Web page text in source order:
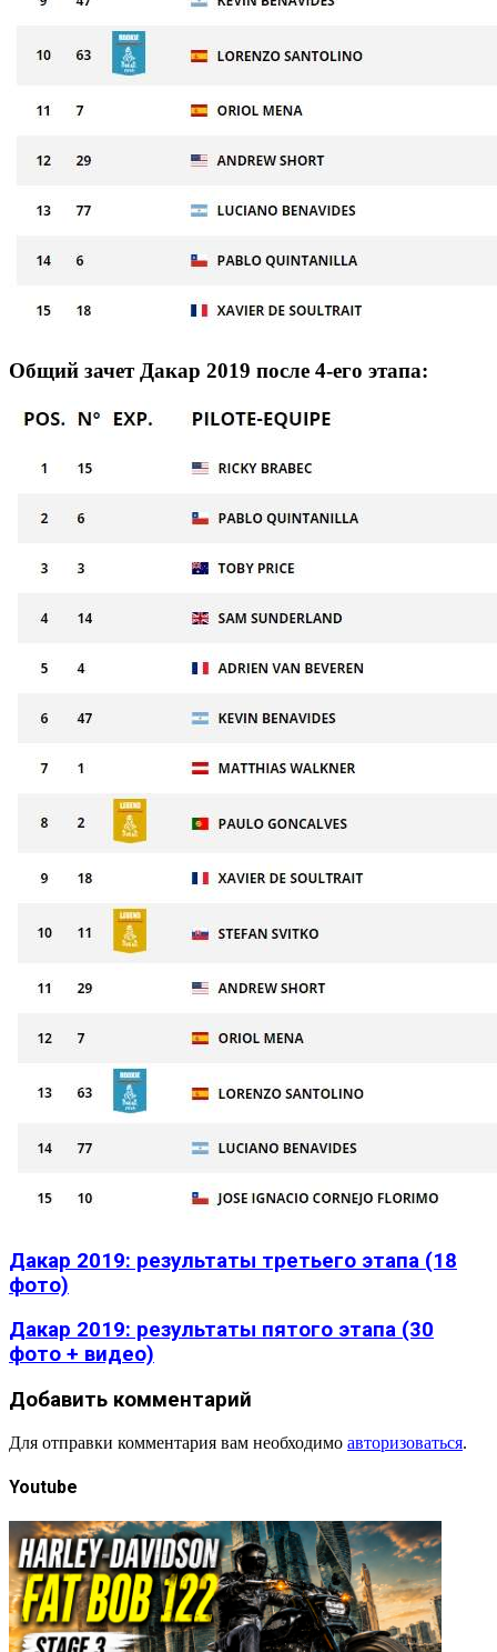
Общий зачет Дакар 2019 после 4-его этапа:
Дакар 2019: результаты третьего этапа (18
фото)
Дакар 2019: результаты пятого этапа (30
фото + видео)
Добавить комментарий
Для отправки комментария вам необходимо авторизоваться.
Youtube